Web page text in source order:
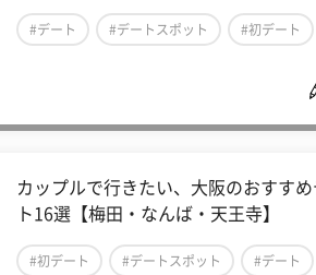
#デート #デートスポット #初デート
カップルで行きたい、大阪のおすす
ト16選【梅田・なんば・天王寺】
#初デート #デートスポット #デート